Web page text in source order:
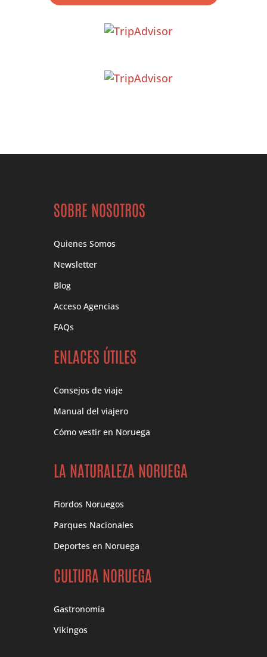
SOBRE NOSOTROS
Quienes Somos
Newsletter
Blog
Acceso Agencias
FAQs
ENLACES ÚTILES
Consejos de viaje
Manual del viajero
Cómo vestir en Noruega
LA NATURALEZA NORUEGA
Fiordos Noruegos
Parques Nacionales
Deportes en Noruega
CULTURA NORUEGA
Gastronomía
Vikingos